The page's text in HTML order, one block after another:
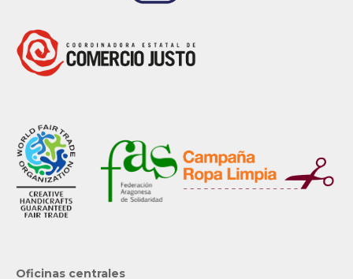
Oficinas centrales